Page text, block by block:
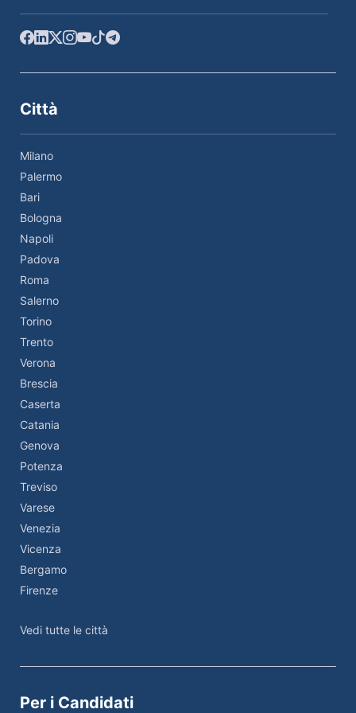
Città
Milano
Palermo
Bari
Bologna
Napoli
Padova
Roma
Salerno
Torino
Trento
Verona
Brescia
Caserta
Catania
Genova
Potenza
Treviso
Varese
Venezia
Vicenza
Bergamo
Firenze
Vedi tutte le città
Per i Candidati